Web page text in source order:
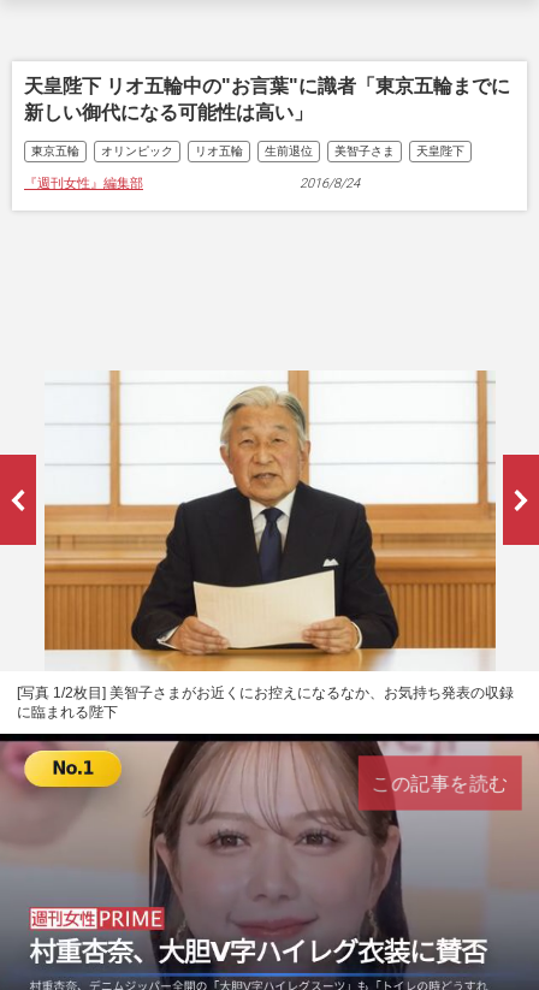
天皇陛下 リオ五輪中の"お言葉"に識者「東京五輪までに
新しい御代になる可能性は高い」
東京五輪 オリンピック リオ五輪 生前退位 美智子さま 天皇陛下
『週刊女性』編集部 2016/8/24
[写真 1/2枚目] 美智子さまがお近くにお控えになるなか、お気持ち発表の収録
に臨まれる陛下
この記事を読む